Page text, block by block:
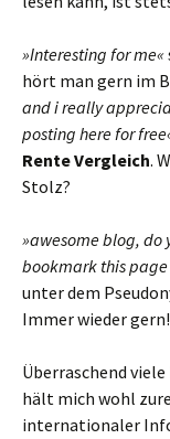
»Interesting for me«
hört man gern im
and i really
posting here for
Rente Vergleich.
Stolz?
»awesome blog, do
bookmark this
unter dem
Immer wieder gern!
Überraschend
hält mich wohl
internationaler